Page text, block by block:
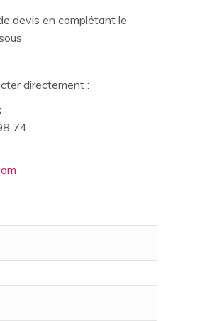
devis en complétant le
directement :
74